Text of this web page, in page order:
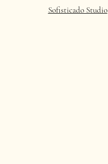
Sofisticado Studio